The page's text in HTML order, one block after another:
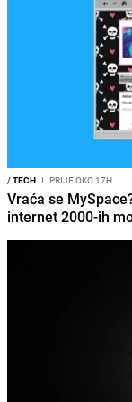
/TECH I PRIJE OKO 17H
Vraća se
internet 2000-ih